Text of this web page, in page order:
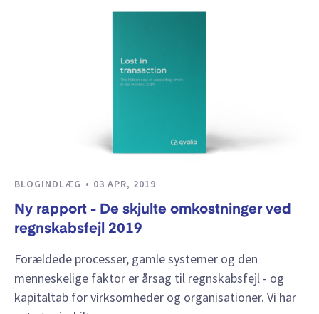
BLOGINDLÆG 03 APR, 2019
Ny rapport - De skjulte omkostninger ved
regnskabsfejl 2019
Forældede processer, gamle systemer og den
menneskelige faktor er årsag til regnskabsfejl - og
kapitaltab for virksomheder og organisationer. Vi har